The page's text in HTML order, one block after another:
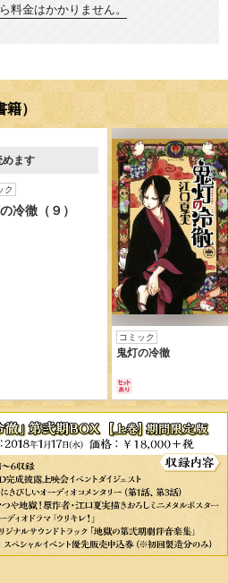
料金はかかりません。
）
めます
ク
冷徹（９）
コミック
鬼灯の冷徹